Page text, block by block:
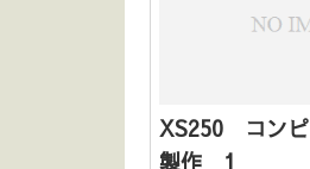
XS250 コン
製作 1